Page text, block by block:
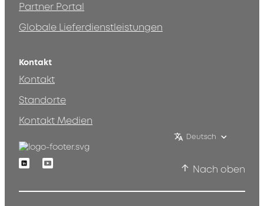
Partner Portal
Globale Lieferdienstleistungen
Kontakt
Kontakt
Standorte
Kontakt Medien
Deutsch
LinkedinYoutube
Nach oben